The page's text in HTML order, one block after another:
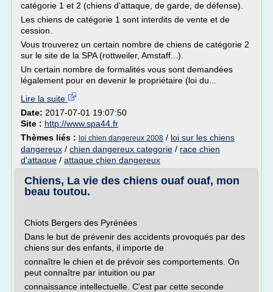
catégorie 1 et 2 (chiens d'attaque, de garde, de défense).
Les chiens de catégorie 1 sont interdits de vente et de
cession.
Vous trouverez un certain nombre de chiens de catégorie 2
sur le site de la SPA (rottweiler, Amstaff...).
Un certain nombre de formalités vous sont demandées
légalement pour en devenir le propriétaire (loi du...
Lire la suite
Date: 2017-07-01 19:07:50
Site : http://www.spa44.fr
Thèmes liés : loi chien dangereux 2008 / loi sur les chiens
dangereux / chien dangereux categorie / race chien
d'attaque / attaque chien dangereux
Chiens, La vie des chiens ouaf ouaf, mon
beau toutou.
Chiots Bergers des Pyrénées
Dans le but de prévenir des accidents provoqués par des
chiens sur des enfants, il importe de
connaître le chien et de prévoir ses comportements. On
peut connaître par intuition ou par
connaissance intellectuelle. C'est par cette seconde